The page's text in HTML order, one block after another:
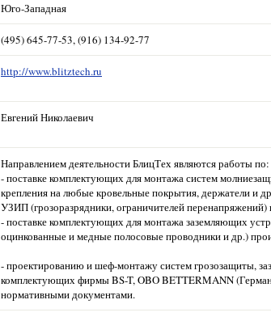
Юго-Западная
(495) 645-77-53, (916) 134-92-77
http://www.blitztech.ru
Евгений Николаевич
Направлением деятельности БлицТех являются работы по:
- поставке комплектующих для монтажа систем
крепления на любые кровельные покрытия, держатели и
УЗИП (грозоразрядники, ограничителей
- поставке комплектующих для монтажа заземляющих
оцинкованные и медные полосовые проводники и др.)
- проектированию и шеф-монтажу систем грозозащиты,
комплектующих фирмы BS-T, OBO BETTERMANN
нормативными документами.